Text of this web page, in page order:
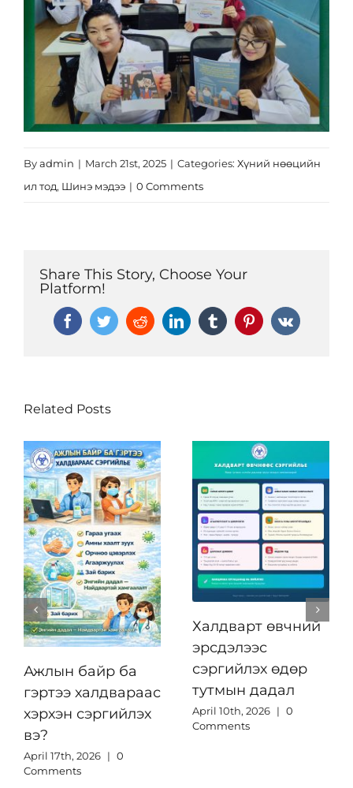
Byadmin | March 21st, 2025 | Categories: Хүний нөөцийн
ил тод, Шинэ мэдээ | 0 Comments
Share This Story, Choose Your
Platform!
FacebookTwitterRedditLinkedInTumblr Pinterest
Vk
Related Posts
Ажлын байр ба
гэртээ халдвараас
хэрхэн сэргийлэх
вэ?
April 17th, 2026 | 0
Comments
Халдварт өвчний
эрсдэлээс
сэргийлэх өдөр
тутмын дадал
April 10th, 2026 | 0
Comments